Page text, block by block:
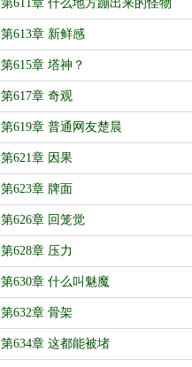
第611章 什么地方蹦出来的怪物
第613章 新鲜感
第615章 塔神？
第617章 奇观
第619章 普通网友楚晨
第621章 因果
第623章 牌面
第626章 回笼觉
第628章 压力
第630章 什么叫魅魔
第632章 骨架
第634章 这都能被堵